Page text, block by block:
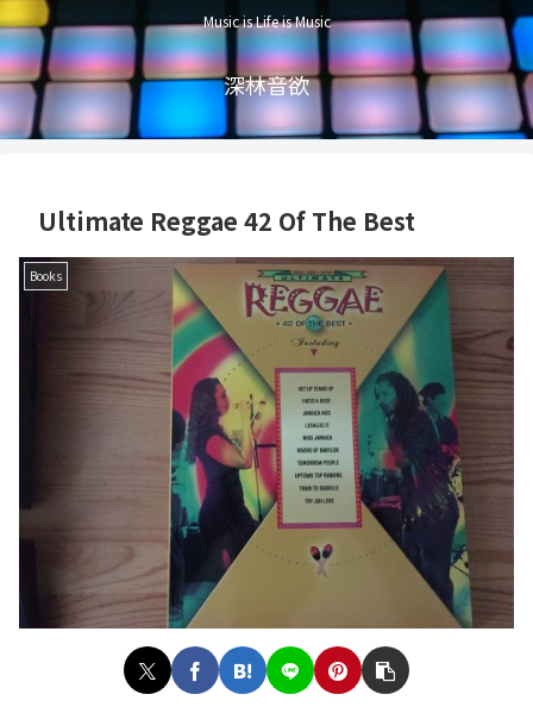
Music is Life is Music
深林音欲
Ultimate Reggae 42 Of The Best
Books